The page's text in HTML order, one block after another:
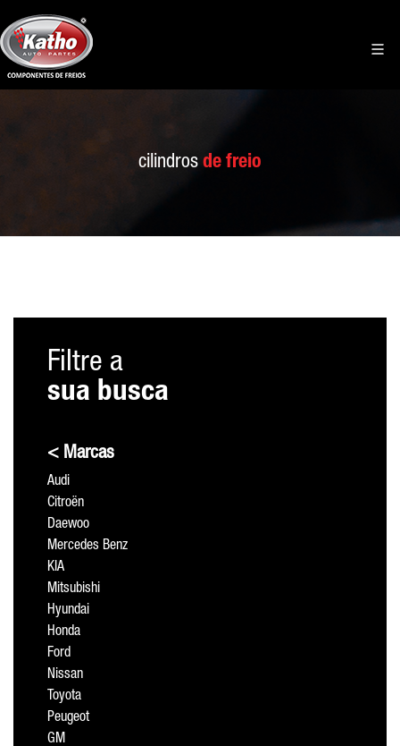
cilindros de freio
Filtre a
sua busca
< Marcas
Audi
Citroën
Daewoo
Mercedes Benz
KIA
Mitsubishi
Hyundai
Honda
Ford
Nissan
Toyota
Peugeot
GM